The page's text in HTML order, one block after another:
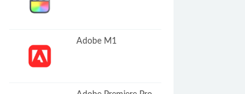
Adobe M1